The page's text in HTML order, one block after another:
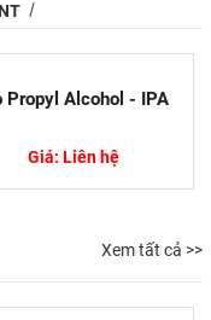
Propyl Alcohol - IPA
Giá: Liên hệ
Xem tất cả >>